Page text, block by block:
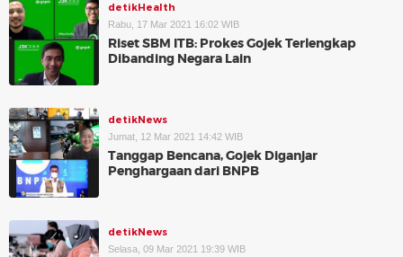
detikHealth
Rabu, 17 Mar 2021 16:02 WIB
Riset SBM ITB: Prokes Gojek Terlengkap
Dibanding Negara Lain
detikNews
Jumat, 12 Mar 2021 14:42 WIB
Tanggap Bencana, Gojek Diganjar
Penghargaan dari BNPB
detikNews
Selasa, 09 Mar 2021 19:39 WIB